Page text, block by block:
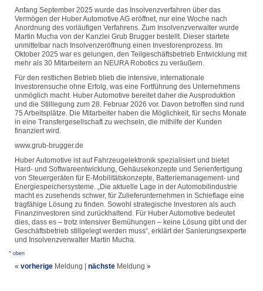
Anfang September 2025 wurde das Insolvenzverfahren über das
Vermögen der Huber Automotive AG eröffnet, nur eine Woche nach
Anordnung des vorläufigen Verfahrens. Zum Insolvenzverwalter wurde
Martin Mucha von der Kanzlei Grub Brugger bestellt. Dieser startete
unmittelbar nach Insolvenzeröffnung einen Investorenprozess. Im
Oktober 2025 war es gelungen, den Teilgeschäftsbetrieb Entwicklung mit
mehr als 30 Mitarbeitern an NEURA Robotics zu veräußern.
Für den restlichen Betrieb blieb die intensive, internationale
Investorensuche ohne Erfolg, was eine Fortführung des Unternehmens
unmöglich macht. Huber Automotive bereitet daher die Ausproduktion
und die Stilllegung zum 28. Februar 2026 vor. Davon betroffen sind rund
75 Arbeitsplätze. Die Mitarbeiter haben die Möglichkeit, für sechs Monate
in eine Transfergesellschaft zu wechseln, die mithilfe der Kunden
finanziert wird.
www.grub-brugger.de
Huber Automotive ist auf Fahrzeugelektronik spezialisiert und bietet
Hard- und Softwareentwicklung, Gehäusekonzepte und Serienfertigung
von Steuergeräten für E-Mobilitätskonzepte, Batteriemanagement- und
Energiespeichersysteme. „Die aktuelle Lage in der Automobilindustrie
macht es zusehends schwer, für Zulieferunternehmen in Schieflage eine
tragfähige Lösung zu finden. Sowohl strategische Investoren als auch
Finanzinvestoren sind zurückhaltend. Für Huber Automotive bedeutet
dies, dass es – trotz intensiver Bemühungen – keine Lösung gibt und der
Geschäftsbetrieb stillgelegt werden muss“, erklärt der Sanierungsexperte
und Insolvenzverwalter Martin Mucha.
^ oben
« vorherige Meldung nächste Meldung »